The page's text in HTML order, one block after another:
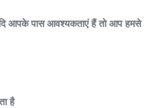
आपके पास आवश्यकताएं हैं तो आप हमसे
है